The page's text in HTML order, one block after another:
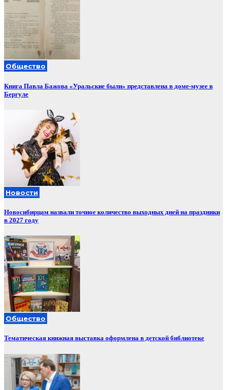
Общество
Книга Павла Бажова «Уральские были» представлена в доме-музее в
Бергуле
Новости
Новосибирцам назвали точное количество выходных дней на праздники
в 2027 году
Общество
Тематическая книжная выставка оформлена в детской библиотеке